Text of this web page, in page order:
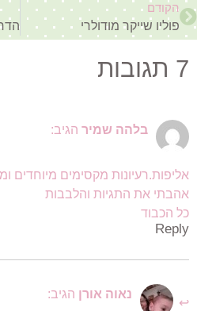
הקודם
פוליו שייקר מודולרי
7 תגובות
בלהה שמיר הגיב:
אליפות.רעיונות מקסימים מיוחדים
אהבתי את התגיות והלבבות
כל הכבוד
Reply
נאוה אורן הגיב: